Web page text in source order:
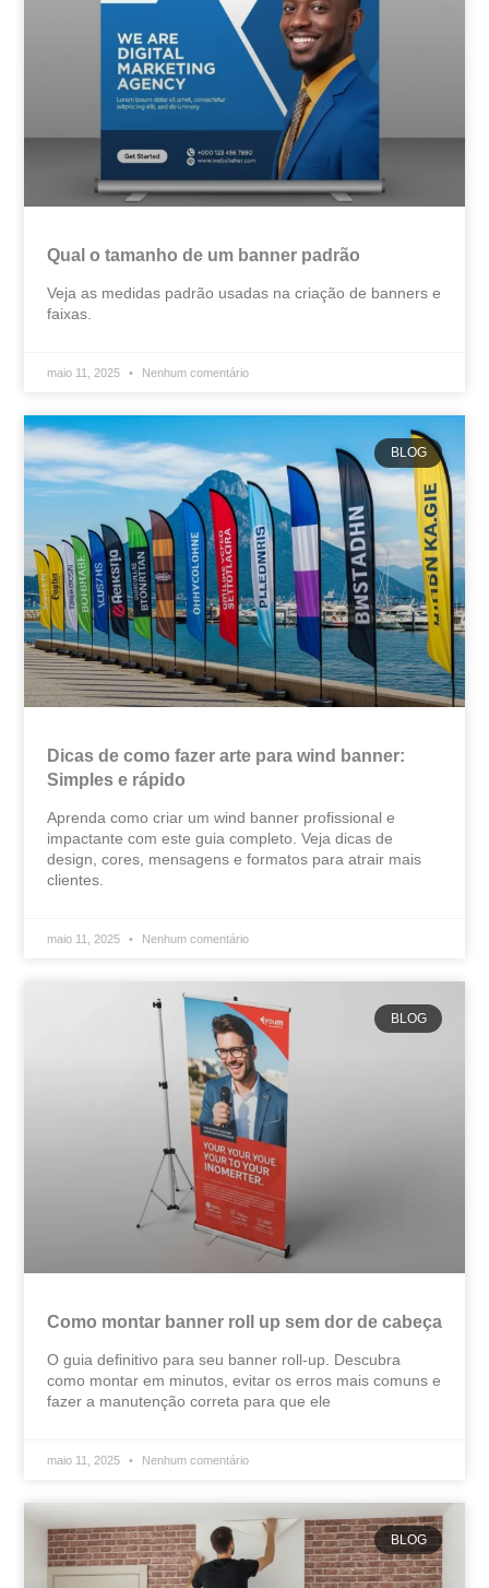
Qual o tamanho de um banner padrão
Veja as medidas padrão usadas na criação de banners e
faixas.
maio 11, 2025 Nenhum comentário
BLOG
Dicas de como fazer arte para wind banner​:
Simples e rápido
Aprenda como criar um wind banner profissional e
impactante com este guia completo. Veja dicas de
design, cores, mensagens e formatos para atrair mais
clientes.
maio 11, 2025 Nenhum comentário
BLOG
Como montar banner roll up sem dor de cabeça
O guia definitivo para seu banner roll-up. Descubra
como montar em minutos, evitar os erros mais comuns e
fazer a manutenção correta para que ele
maio 11, 2025 Nenhum comentário
BLOG